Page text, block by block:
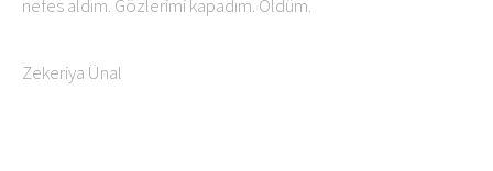
nefes aldım. Gözlerimi kapadım. Öldüm.
Zekeriya Ünal